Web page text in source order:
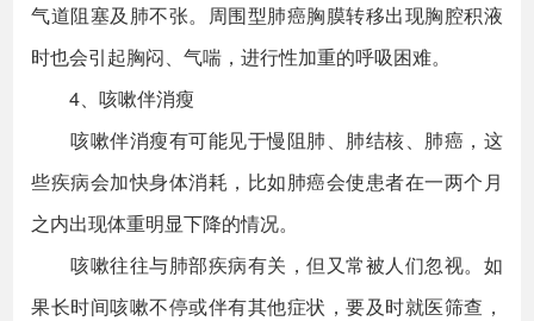
气道阻塞及肺不张。周围型肺癌胸膜转移出现胸腔积液
时也会引起胸闷、气喘，进行性加重的呼吸困难。
4、咳嗽伴消瘦
咳嗽伴消瘦有可能见于慢阻肺、肺结核、肺癌，这
些疾病会加快身体消耗，比如肺癌会使患者在一两个月
之内出现体重明显下降的情况。
咳嗽往往与肺部疾病有关，但又常被人们忽视。如
果长时间咳嗽不停或伴有其他症状，要及时就医筛查，